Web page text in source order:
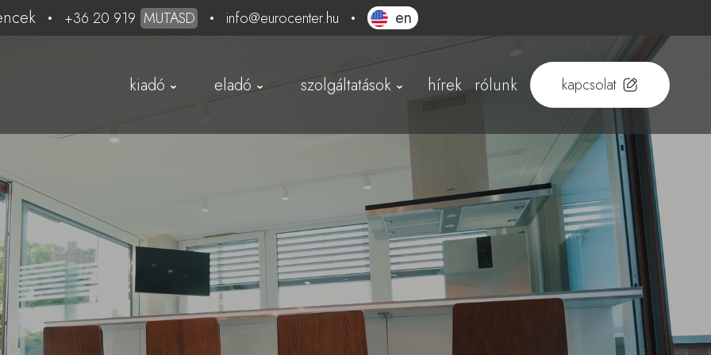
+36 20 919 MUTASD info@eurocenter.hu en
kiadó eladó szolgáltatások hírek rólunk kapcsolat